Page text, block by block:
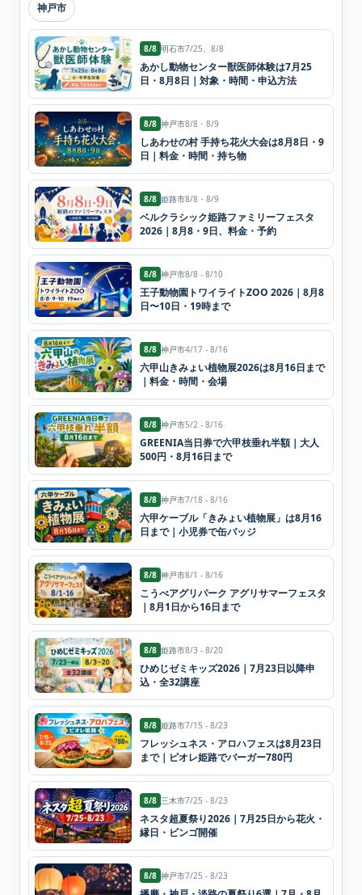
神戸市
8/8 明石市7/25、8/8
あかし動物センター獣医師体験は7月25
日・8月8日｜対象・時間・申込方法
8/8 神戸市8/8・8/9
しあわせの村 手持ち花火大会は8月8日・9
日｜料金・時間・持ち物
8/8 姫路市8/8・8/9
ベルクラシック姫路ファミリーフェスタ
2026｜8月8・9日、料金・予約
8/8 神戸市8/8 - 8/10
王子動物園トワイライトZOO 2026｜8月8
日〜10日・19時まで
8/8 神戸市4/17 - 8/16
六甲山きみょい植物展2026は8月16日まで
｜料金・時間・会場
8/8 神戸市5/2 - 8/16
GREENIA当日券で六甲枝垂れ半額｜大人
500円・8月16日まで
8/8 神戸市7/18 - 8/16
六甲ケーブル「きみょい植物展」は8月16
日まで｜小児券で缶バッジ
8/8 神戸市8/1 - 8/16
こうべアグリパーク アグリサマーフェスタ
｜8月1日から16日まで
8/8 姫路市8/3 - 8/20
ひめじゼミキッズ2026｜7月23日以降申
込・全32講座
8/8 姫路市7/15 - 8/23
フレッシュネス・アロハフェスは8月23日
まで｜ピオレ姫路でバーガー780円
8/8 三木市7/25 - 8/23
ネスタ超夏祭り2026｜7月25日から花火・
縁日・ビンゴ開催
8/8 神戸市7/25 - 8/23